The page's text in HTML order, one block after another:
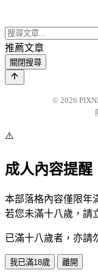
推薦文章
關閉搜尋
© 2026
⚠️
成人內容提醒
本部落格內容僅限年
若您未滿十八歲，請
已滿十八歲者，亦請
我已滿18歲 離開